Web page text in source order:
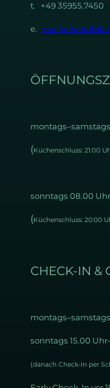
t. +49 35955.7450
e.
(Küchenschluss: 21:00
sonntags 08.00
(Küchenschluss: 20:00
CHECK-IN &
montags–samstags
sonntags 15.00
(danach Check-In per